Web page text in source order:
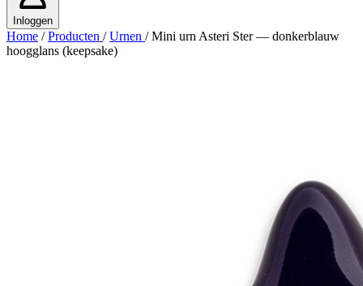
Inloggen
Home / Producten / Urnen / Mini urn Asteri Ster — donkerblauw
hoogglans (keepsake)